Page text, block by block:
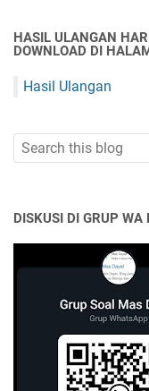
HASIL ULANGAN
DOWNLOAD DI
Hasil Ulangan
DISKUSI DI GRUP WA